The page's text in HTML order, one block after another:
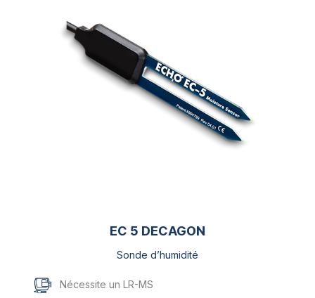
EC 5 DECAGON
Sonde d’humidité
Nécessite un LR-MS